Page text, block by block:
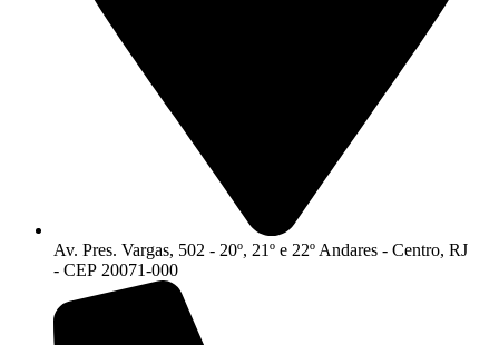
Av. Pres. Vargas, 502 - 20º, 21º e 22º Andares - Centro, RJ
- CEP 20071-000